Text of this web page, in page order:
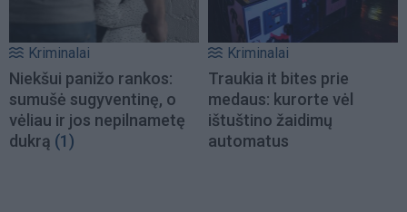
Kriminalai
Niekšui panižo rankos:
sumušė sugyventinę, o
vėliau ir jos nepilnametę
dukrą (1)
Kriminalai
Traukia it bites prie
medaus: kurorte vėl
ištuštino žaidimų
automatus